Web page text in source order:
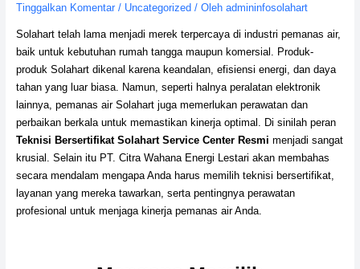
Tinggalkan Komentar / Uncategorized / Oleh admininfosolahart
Solahart telah lama menjadi merek terpercaya di industri pemanas air,
baik untuk kebutuhan rumah tangga maupun komersial. Produk-
produk Solahart dikenal karena keandalan, efisiensi energi, dan daya
tahan yang luar biasa. Namun, seperti halnya peralatan elektronik
lainnya, pemanas air Solahart juga memerlukan perawatan dan
perbaikan berkala untuk memastikan kinerja optimal. Di sinilah peran
Teknisi Bersertifikat Solahart Service Center Resmi menjadi sangat
krusial. Selain itu PT. Citra Wahana Energi Lestari akan membahas
secara mendalam mengapa Anda harus memilih teknisi bersertifikat,
layanan yang mereka tawarkan, serta pentingnya perawatan
profesional untuk menjaga kinerja pemanas air Anda.